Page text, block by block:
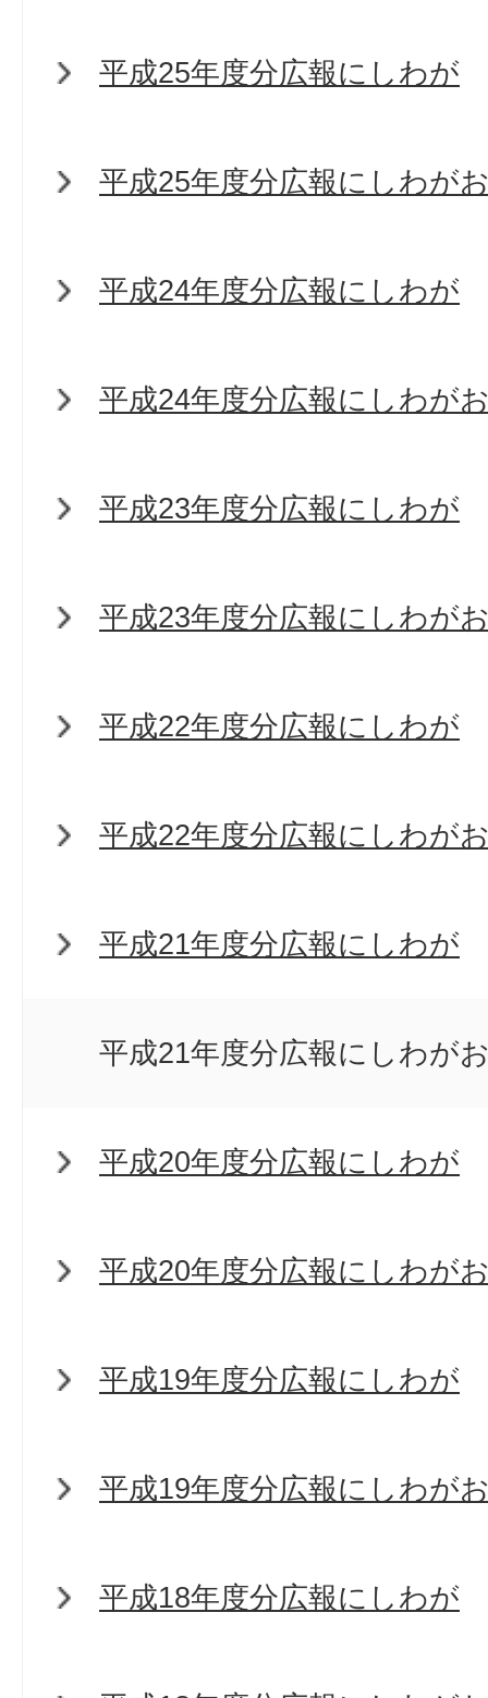
平成25年度分広報にしわが
平成25年度分広報にしわが
平成24年度分広報にしわが
平成24年度分広報にしわが
平成23年度分広報にしわが
平成23年度分広報にしわが
平成22年度分広報にしわが
平成22年度分広報にしわが
平成21年度分広報にしわが
平成21年度分広報にしわが
平成20年度分広報にしわが
平成20年度分広報にしわが
平成19年度分広報にしわが
平成19年度分広報にしわが
平成18年度分広報にしわが